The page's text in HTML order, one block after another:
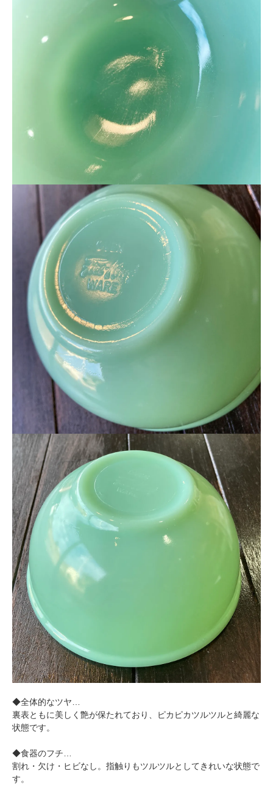
◆全体的なツヤ…
裏表ともに美しく艶が保たれており、ピカピカツルツルと綺麗な
状態です。
◆食器のフチ…
割れ・欠け・ヒビなし。指触りもツルツルとしてきれいな状態で
す。